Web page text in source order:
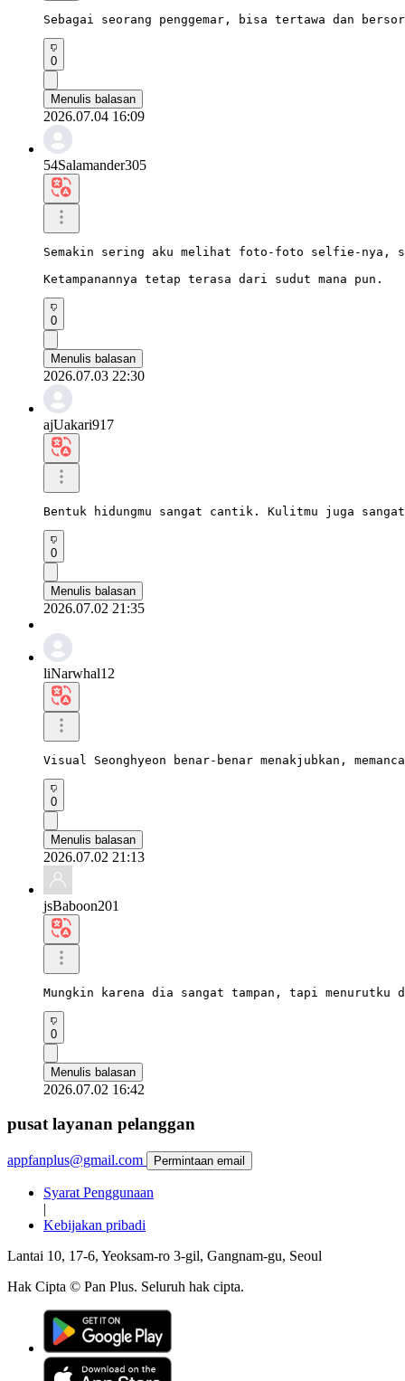
Sebagai seorang penggemar, bisa tertawa dan
0
Menulis balasan
2026.07.04 16:09
54Salamander305
Semakin sering aku melihat foto-foto selfie-nya,
Ketampanannya tetap terasa dari sudut mana pun.
0
Menulis balasan
2026.07.03 22:30
ajUakari917
Bentuk hidungmu sangat cantik. Kulitmu juga
0
Menulis balasan
2026.07.02 21:35
liNarwhal12
Visual Seonghyeon benar-benar menakjubkan,
0
Menulis balasan
2026.07.02 21:13
jsBaboon201
Mungkin karena dia sangat tampan, tapi
0
Menulis balasan
2026.07.02 16:42
pusat layanan pelanggan
appfanplus@gmail.com Permintaan email
Syarat Penggunaan
|
Kebijakan pribadi
Lantai 10, 17-6, Yeoksam-ro 3-gil, Gangnam-gu, Seoul
Hak Cipta © Pan Plus. Seluruh hak cipta.